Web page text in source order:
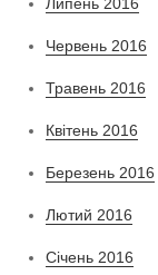
Червень 2016
Травень 2016
Квітень 2016
Березень 2016
Лютий 2016
Січень 2016